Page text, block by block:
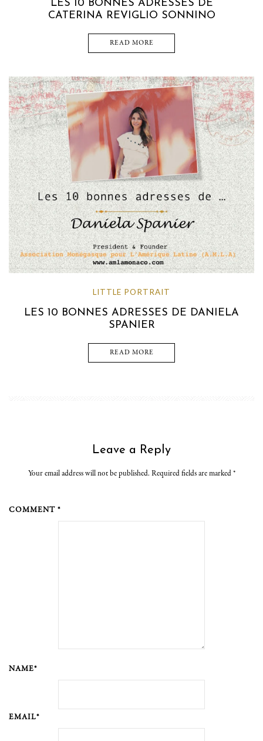
LES 10 BONNES ADRESSES DE
CATERINA REVIGLIO SONNINO
READ MORE
LITTLE PORTRAIT
LES 10 BONNES ADRESSES DE DANIELA
SPANIER
READ MORE
Leave a Reply
Your email address will not be published. Required fields are marked *
COMMENT *
NAME*
EMAIL*